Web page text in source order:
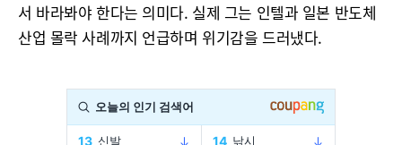
서 바라봐야 한다는 의미다. 실제 그는 인텔과 일본 반도체
산업 몰락 사례까지 언급하며 위기감을 드러냈다.